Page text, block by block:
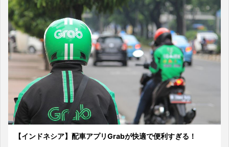
【インドネシア】配車アプリGrabが快適で便利すぎる！